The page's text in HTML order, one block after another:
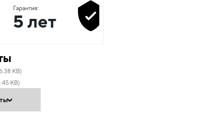
Гарантия:
5 лет
KB)
KB)